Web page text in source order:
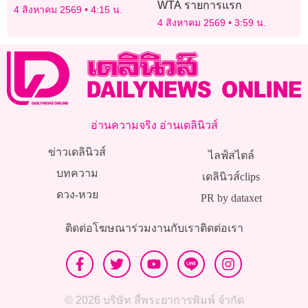
4 สิงหาคม 2569 4:15 น.
WTA รายการแรก
4 สิงหาคม 2569 3:59 น.
อ่านความจริง อ่านเดลินิวส์
ข่าวเดลินิวส์
บทความ
ดวง-หวย
ไลฟ์สไตล์
เดลินิวส์clips
PR by dataxet
ติดต่อโฆษณาร่วมงานกับเราติดต่อเรา
© 2026 บริษัท สี่พระยาการพิมพ์ จำกัด